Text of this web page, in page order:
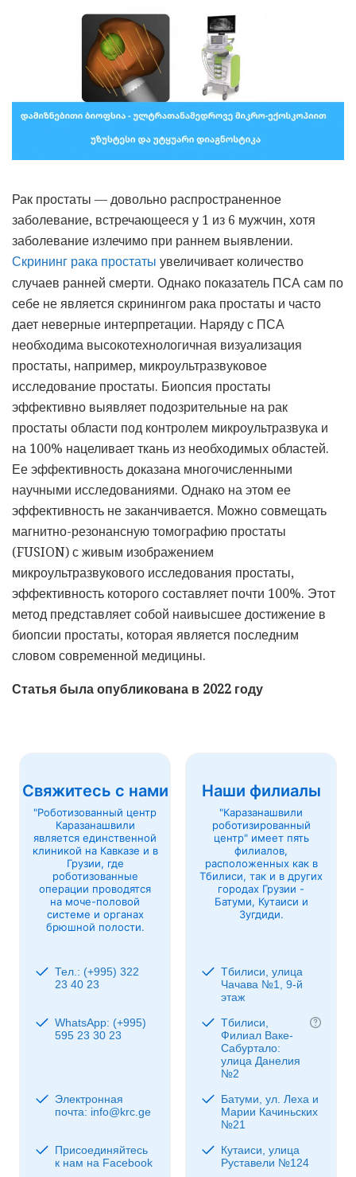
Рак простаты — довольно распространенное
заболевание, встречающееся у 1 из 6 мужчин, хотя
заболевание излечимо при раннем выявлении.
Скрининг рака простаты увеличивает количество
случаев ранней смерти. Однако показатель ПСА сам по
себе не является скринингом рака простаты и часто
дает неверные интерпретации. Наряду с ПСА
необходима высокотехнологичная визуализация
простаты, например, микроультразвуковое
исследование простаты. Биопсия простаты
эффективно выявляет подозрительные на рак
простаты области под контролем микроультразвука и
на 100% нацеливает ткань из необходимых областей.
Ее эффективность доказана многочисленными
научными исследованиями. Однако на этом ее
эффективность не заканчивается. Можно совмещать
магнитно-резонансную томографию простаты
(FUSION) с живым изображением
микроультразвукового исследования простаты,
эффективность которого составляет почти 100%. Этот
метод представляет собой наивысшее достижение в
биопсии простаты, которая является последним
словом современной медицины.
Статья была опубликована в 2022 году
Свяжитесь с нами
"Роботизованный центр
Каразанашвили
является единственной
клиникой на Кавказе и в
Грузии, где
роботизованные
операции проводятся
на моче-половой
системе и органах
брюшной полости.
Тел.: (+995) 322
23 40 23
WhatsApp: (+995)
595 23 30 23
Электронная
почта: info@krc.ge
Присоединяйтесь
к нам на Facebook
Наши филиалы
"Каразанашвили
роботизированный
центр" имеет пять
филиалов,
расположенных как в
Тбилиси, так и в других
городах Грузии -
Батуми, Кутаиси и
Зугдиди.
Тбилиси, улица
Чачава №1, 9-й
этаж
Тбилиси,
Филиал Ваке-
Сабуртало:
улица Данелия
№2
Батуми, ул. Леха и
Марии Качиньских
№21
Кутаиси, улица
Руставели №124